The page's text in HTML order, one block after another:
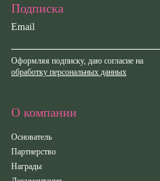
Подписка
Email
Оформляя подписку, даю согласие на
обработку персональных данных
О компании
Основатель
Партнерство
Награды